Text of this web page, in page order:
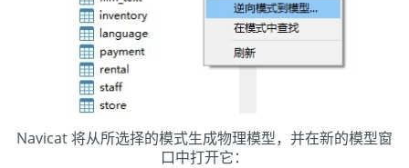
Navicat 将从所选择的模式生成物理模型，并在新的模型窗
口中打开它：